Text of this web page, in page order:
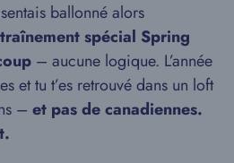
ballonné alors
spécial Spring
– aucune logique. L’année
et tu t’es retrouvé dans un loft
– et pas de canadiennes.